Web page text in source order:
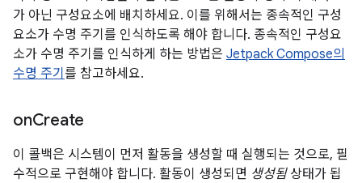
가 아닌 구성요소에 배치하세요. 이를 위해서는 종속적인 구성
요소가 수명 주기를 인식하도록 해야 합니다. 종속적인 구성요
소가 수명 주기를 인식하게 하는 방법은 Jetpack Compose의
수명 주기 를 참고하세요.
onCreate
이 콜백은 시스템이 먼저 활동을 생성할 때 실행되는 것으로, 필
수적으로 구현해야 합니다. 활동이 생성되면 생성됨상태가 됩